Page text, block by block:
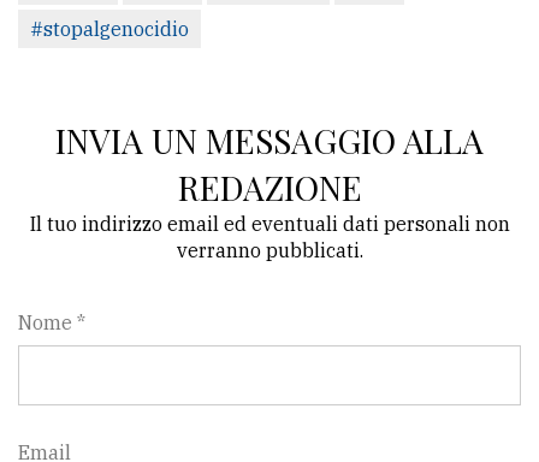
#stopalgenocidio
INVIA UN MESSAGGIO ALLA
REDAZIONE
Il tuo indirizzo email ed eventuali dati personali non
verranno pubblicati.
Nome *
Email